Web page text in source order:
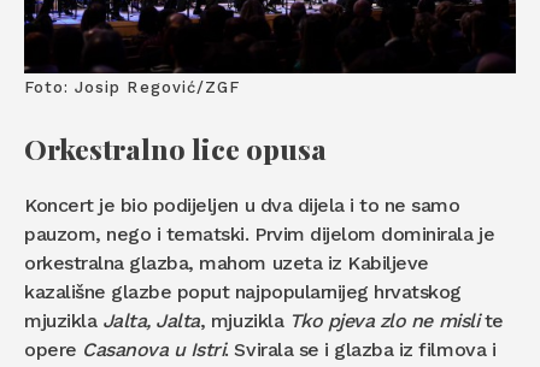
Foto: Josip Regović/ZGF
Orkestralno lice opusa
Koncert je bio podijeljen u dva dijela i to ne samo
pauzom, nego i tematski. Prvim dijelom dominirala je
orkestralna glazba, mahom uzeta iz Kabiljeve
kazališne glazbe poput najpopularnijeg hrvatskog
mjuzikla Jalta, Jalta, mjuzikla Tko pjeva zlo ne mislite
opere Casanova u Istri. Svirala se i glazba iz filmova i